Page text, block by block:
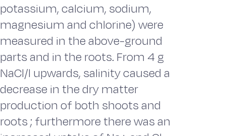
potassium, calcium, sodium,
magnesium and chlorine) were
measured in the above-ground
parts and in the roots. From 4 g
NaCl/l upwards, salinity caused a
decrease in the dry matter
production of both shoots and
roots ; furthermore there was an